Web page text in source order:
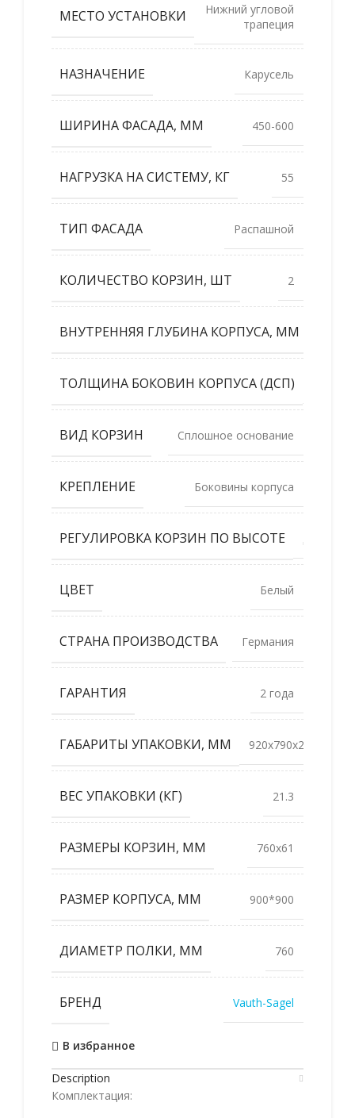
МЕСТО УСТАНОВКИ
Нижний угловой
трапеция
НАЗНАЧЕНИЕ Карусель
ШИРИНА ФАСАДА, ММ 450-600
НАГРУЗКА НА СИСТЕМУ, КГ 55
ТИП ФАСАДА Распашной
КОЛИЧЕСТВО КОРЗИН, ШТ 2
ВНУТРЕННЯЯ ГЛУБИНА КОРПУСА, ММ
ТОЛЩИНА БОКОВИН КОРПУСА (ДСП)
ВИД КОРЗИН Сплошное основание
КРЕПЛЕНИЕ Боковины корпуса
РЕГУЛИРОВКА КОРЗИН ПО ВЫСОТЕ
ЦВЕТ Белый
СТРАНА ПРОИЗВОДСТВА Германия
ГАРАНТИЯ 2 года
ГАБАРИТЫ УПАКОВКИ, ММ 920x790x210
ВЕС УПАКОВКИ (КГ) 21.3
РАЗМЕРЫ КОРЗИН, ММ 760х61
РАЗМЕР КОРПУСА, ММ 900*900
ДИАМЕТР ПОЛКИ, ММ 760
БРЕНД Vauth-Sagel
В избранное
Description
Комплектация: